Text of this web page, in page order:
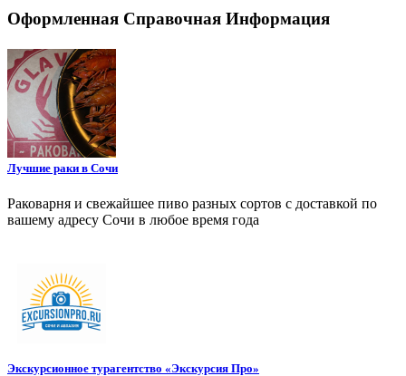
Оформленная Справочная Информация
Лучшие раки в Сочи
Раковарня и свежайшее пиво разных сортов с доставкой по
вашему адресу Сочи в любое время года
Экскурсионное турагентство «Экскурсия Про»